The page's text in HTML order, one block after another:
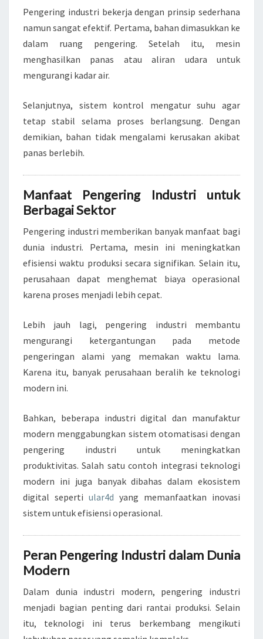
Pengering industri bekerja dengan prinsip sederhana
namun sangat efektif. Pertama, bahan dimasukkan ke
dalam ruang pengering. Setelah itu, mesin
menghasilkan panas atau aliran udara untuk
mengurangi kadar air.
Selanjutnya, sistem kontrol mengatur suhu agar
tetap stabil selama proses berlangsung. Dengan
demikian, bahan tidak mengalami kerusakan akibat
panas berlebih.
Manfaat Pengering Industri untuk
Berbagai Sektor
Pengering industri memberikan banyak manfaat bagi
dunia industri. Pertama, mesin ini meningkatkan
efisiensi waktu produksi secara signifikan. Selain itu,
perusahaan dapat menghemat biaya operasional
karena proses menjadi lebih cepat.
Lebih jauh lagi, pengering industri membantu
mengurangi ketergantungan pada metode
pengeringan alami yang memakan waktu lama.
Karena itu, banyak perusahaan beralih ke teknologi
modern ini.
Bahkan, beberapa industri digital dan manufaktur
modern menggabungkan sistem otomatisasi dengan
pengering industri untuk meningkatkan
produktivitas. Salah satu contoh integrasi teknologi
modern ini juga banyak dibahas dalam ekosistem
digital seperti ular4d yang memanfaatkan inovasi
sistem untuk efisiensi operasional.
Peran Pengering Industri dalam Dunia
Modern
Dalam dunia industri modern, pengering industri
menjadi bagian penting dari rantai produksi. Selain
itu, teknologi ini terus berkembang mengikuti